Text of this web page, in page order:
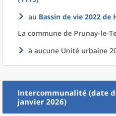
au Bassin de vie 2022 de
La commune de Prunay-le-
à aucune Unité urbaine
Intercommunalité (date
janvier 2026)